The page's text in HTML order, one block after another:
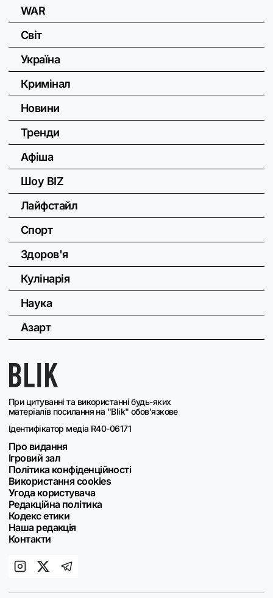
При цитуванні та використанні будь-яких
матеріалів посилання на "Blik" обов'язкове
Ідентифікатор медіа R40-06171
Про видання
Ігровий зал
Політика конфіденційності
Використання cookies
Угода користувача
Редакційна політика
Кодекс етики
Наша редакція
Контакти
WAR
Світ
Україна
Кримінал
Новини
Тренди
Афіша
Шоу BIZ
Лайфстайл
Спорт
Здоров'я
Кулінарія
Наука
Азарт